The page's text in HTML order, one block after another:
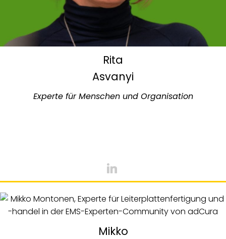
Rita
Asvanyi
Experte für Menschen und Organisation
Mikko